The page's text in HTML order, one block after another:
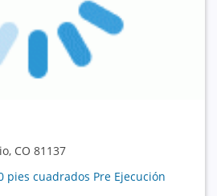
CO 81137
pies cuadrados Pre Ejecución